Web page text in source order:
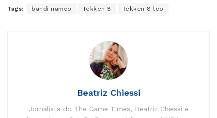
Tags: bandi namco Tekken 8 Tekken 8 leo
Beatriz Chiessi
Jornalista do The Game Times, Beatriz Chiessi é